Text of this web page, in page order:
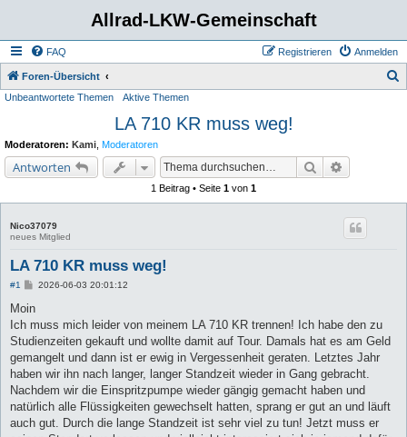
Allrad-LKW-Gemeinschaft
FAQ Anmelden
Registrieren
Foren-Übersicht
Unbeantwortete Themen Aktive Themen
LA 710 KR muss weg!
Moderatoren: Kami Moderatoren
Antworten Suche
1 Beitrag • Seite 1 von 1
Nico37079
neues Mitglied
LA 710 KR muss weg!
#1
B
i
r
a
2026-06-03 20:01:12
Moin
Ich muss mich leider von meinem LA 710 KR trennen! Ich habe den zu
Studienzeiten gekauft und wollte damit auf Tour. Damals hat es am Geld
gemangelt und dann ist er ewig in Vergessenheit geraten. Letztes Jahr
haben wir ihn nach langer, langer Standzeit wieder in Gang gebracht.
Nachdem wir die Einspritzpumpe wieder gängig gemacht haben und
natürlich alle Flüssigkeiten gewechselt hatten, sprang er gut an und läuft
auch gut. Durch die lange Standzeit ist sehr viel zu tun! Jetzt muss er